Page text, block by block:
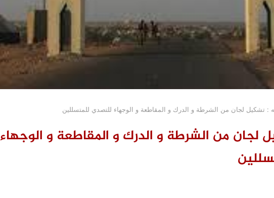
: تشكيل لجان من الشرطة و الدرك و المقاطعة و الوجهاء للتصدي للمتسللين
لجان من الشرطة و الدرك و المقاطعة و الوجهاء